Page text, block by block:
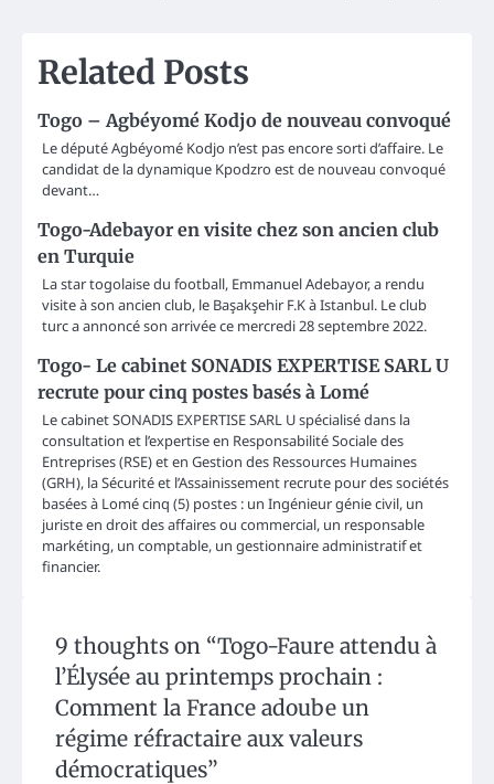
Related Posts
Togo – Agbéyomé Kodjo de nouveau convoqué
Le député Agbéyomé Kodjo n’est pas encore sorti d’affaire. Le
candidat de la dynamique Kpodzro est de nouveau convoqué
devant…
Togo-Adebayor en visite chez son ancien club
en Turquie
La star togolaise du football, Emmanuel Adebayor, a rendu
visite à son ancien club, le Başakşehir F.K à Istanbul. Le club
turc a annoncé son arrivée ce mercredi 28 septembre 2022.
Togo- Le cabinet SONADIS EXPERTISE SARL U
recrute pour cinq postes basés à Lomé
Le cabinet SONADIS EXPERTISE SARL U spécialisé dans la
consultation et l’expertise en Responsabilité Sociale des
Entreprises (RSE) et en Gestion des Ressources Humaines
(GRH), la Sécurité et l’Assainissement recrute pour des sociétés
basées à Lomé cinq (5) postes : un Ingénieur génie civil, un
juriste en droit des affaires ou commercial, un responsable
markéting, un comptable, un gestionnaire administratif et
financier.
9 thoughts on “Togo-Faure attendu à
l’Élysée au printemps prochain :
Comment la France adoube un
régime réfractaire aux valeurs
démocratiques”